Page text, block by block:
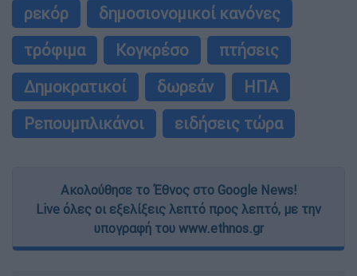
ρεκόρ
δημοσιονομικοί κανόνες
τρόφιμα
Κογκρέσο
πτήσεις
Δημοκρατικοί
δωρεάν
ΗΠΑ
Ρεπουμπλικάνοι
ειδήσεις τώρα
Ακολούθησε το Έθνος στο Google News!
Live όλες οι εξελίξεις λεπτό προς λεπτό, με την
υπογραφή του www.ethnos.gr